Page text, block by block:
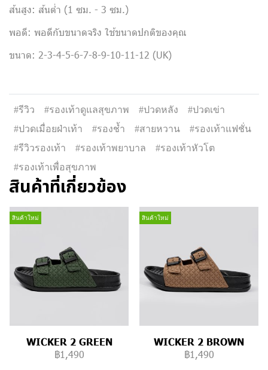
ส้นสูง: ส้นต่ำ (1 ซม. - 3 ซม.)
พอดี: พอดีกับขนาดจริง ใช้ขนาดปกติของคุณ
ขนาด: 2-3-4-5-6-7-8-9-10-11-12 (UK)
#รีวิว #รองเท้าดูแลสุขภาพ #ปวดหลัง
#ปวดเข่า
#ปวดเมื่อยฝ่าเท้า
#รองช้ำ #สายหวาน
#รองเท้าแฟชั่น
#รีวิวรองเท้า
#รองเท้าพยาบาล
#รองเท้าหัวโต
#รองเท้าเพื่อสุขภาพ
สินค้าที่เกี่ยวข้อง
สินค้าใหม่
WICKER 2 GREEN
฿1,490
สินค้าใหม่
WICKER 2 BROWN
฿1,490